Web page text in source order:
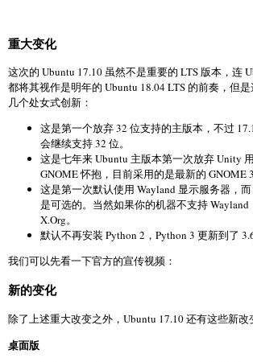
重大变化
这次的 Ubuntu 17.10 虽然不是重要的 LTS 版本，连
都将其视作是明年的 Ubuntu 18.04 LTS 的前奏，但
几个处女式创新：
这是第一个放弃 32 位支持的主版本，不过
会继续支持 32 位。
这是七年来 Ubuntu 主版本第一次放弃 Unity
GNOME 怀抱，目前采用的是最新的 GNOME
这是第一次默认使用 Wayland 显示服务器，
是可选的。当然如果你的机器不支持 Wayland
X.Org。
默认不再安装 Python 2，Python 3 更新到了 3.6
我们可以先看一下官方的宣传视频：
新的变化
除了上述重大改变之外，Ubuntu 17.10 还有这些新改
桌面版